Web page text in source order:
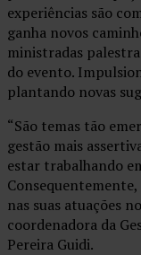
experiências são
ganha novos
ministradas
do evento.
plantando novas
“São temas tão
gestão mais
estar trabalhando
nas suas atuações
coordenadora da
Pereira Guidi.